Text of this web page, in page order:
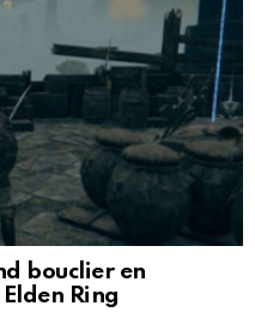
bouclier en
Ring